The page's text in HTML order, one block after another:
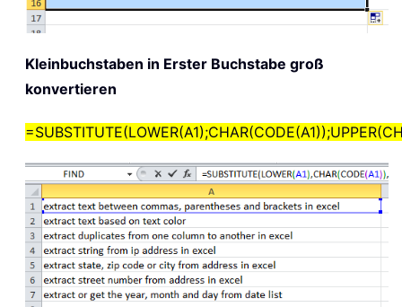
Kleinbuchstaben in Erster Buchstabe groß
konvertieren